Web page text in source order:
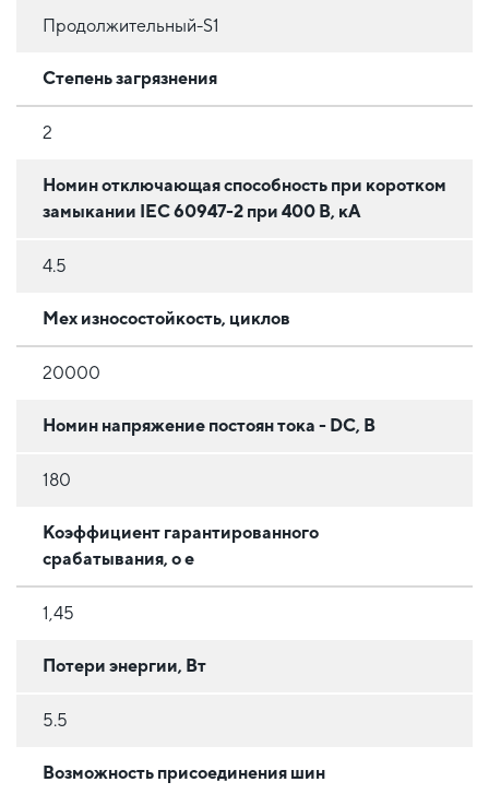
Продолжительный-S1
Степень загрязнения
2
Номин отключающая способность при коротком
замыкании IEC 60947-2 при 400 В, кА
4.5
Мех износостойкость, циклов
20000
Номин напряжение постоян тока - DC, В
180
Коэффициент гарантированного
срабатывания, o e
1,45
Потери энергии, Вт
5.5
Возможность присоединения шин